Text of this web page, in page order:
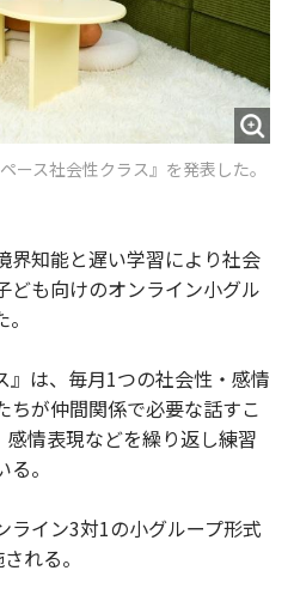
ース社会性クラス』を発表した。
界知能と遅い学習により社会
ども向けのオンライン小グル
』は、毎月1つの社会性・感情
ちが仲間関係で必要な話すこ
感情表現などを繰り返し練習
。
ライン3対1の小グループ形式
れる。